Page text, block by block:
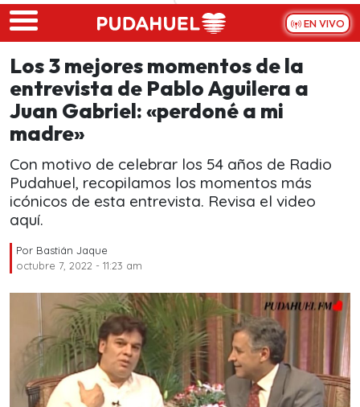
Skip to main content
EN VIVO
Los 3 mejores momentos de la
entrevista de Pablo Aguilera a
Juan Gabriel: «perdoné a mi
madre»
Con motivo de celebrar los 54 años de Radio
Pudahuel, recopilamos los momentos más
icónicos de esta entrevista. Revisa el video
aquí.
Por Bastián Jaque
octubre 7, 2022 - 11:23 am